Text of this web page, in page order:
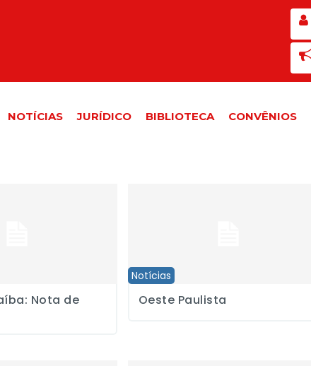
NOTÍCIAS JURÍDICO BIBLIOTECA CONVÊNIOS
Nota de
Notícias
Oeste Paulista